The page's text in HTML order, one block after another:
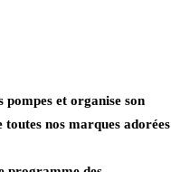
pompes et organise son
nos marques adorées